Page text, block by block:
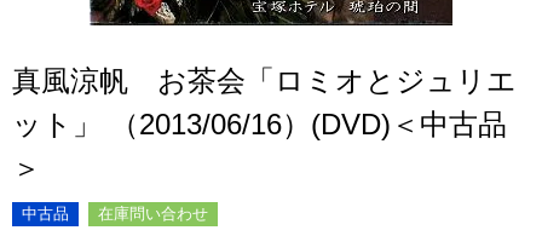
真風涼帆 お茶会「ロミオとジュリエ
ット」 （2013/06/16）(DVD)＜中古品
＞
中古品 在庫問い合わせ